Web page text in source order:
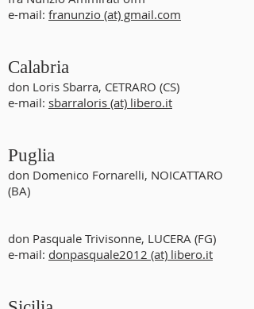
e-mail: franunzio (at) gmail.com
Calabria
don Loris Sbarra, CETRARO (CS)
e-mail: sbarraloris (at) libero.it
Puglia
don Domenico Fornarelli, NOICATTARO
(BA)
don Pasquale Trivisonne, LUCERA (FG)
e-mail: donpasquale2012 (at) libero.it